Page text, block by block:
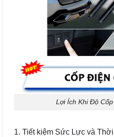
Lợi Ích Khi Độ
1. Tiết kiệm Sức Lực và